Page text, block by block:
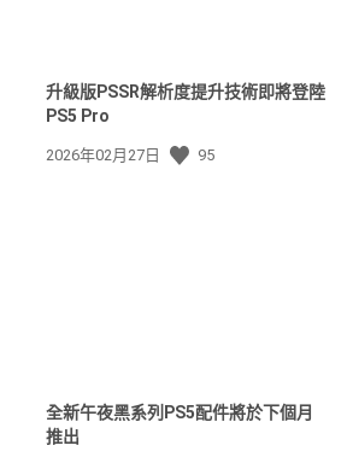
升級版PSSR解析度提升技術即將登陸
PS5 Pro
發
2026年02月27日 95
全新午夜黑系列PS5配件將於下個月
推出